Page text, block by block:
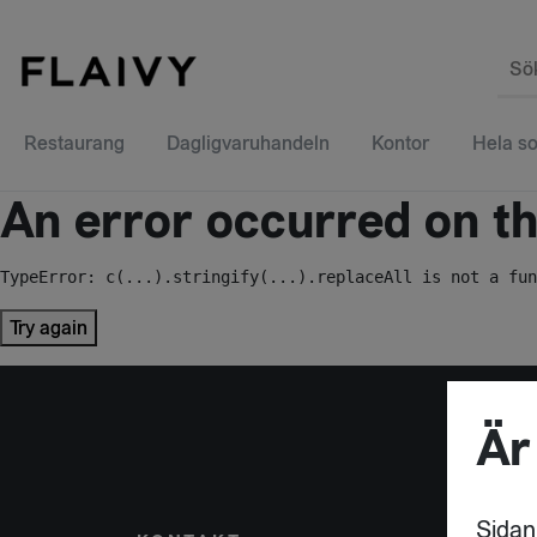
Restaurang Dagligvaruhandeln Kontor Hela
An error occurred on
TypeError: c(...).stringify(...).replaceAll is not a
Try again